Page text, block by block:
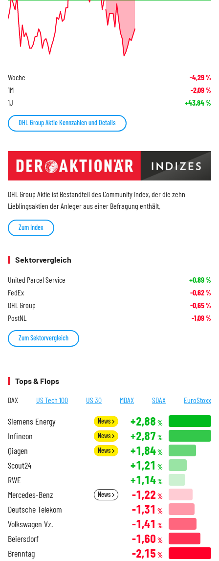
Woche -4,29%
1M -2,09%
1J +43,84%
DHL Group Aktie Kennzahlen und Details
DHL Group Aktie ist Bestandteil des Community Index, der die zehn
Lieblingsaktien der Anleger aus einer Befragung enthält.
Zum Index
Sektorvergleich
United Parcel Service +0,89%
FedEx -0,62%
DHL Group -0,65%
PostNL -1,09%
Zum Sektorvergleich
Tops & Flops
DAX US Tech 100 US 30 MDAX SDAX EuroStoxx
Siemens Energy News +2,88 %
Infineon News +2,87 %
Qiagen News +1,84%
Scout24 +1,21 %
RWE +1,14%
Mercedes-Benz News -1,22 %
Deutsche Telekom -1,31 %
Volkswagen Vz. -1,41 %
Beiersdorf -1,60 %
Brenntag -2,15 %